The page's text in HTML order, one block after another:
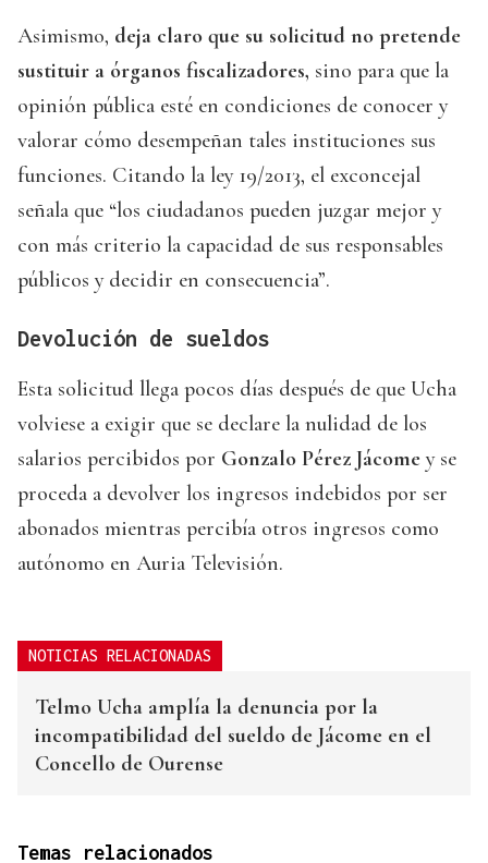
Asimismo, deja claro que su solicitud no pretende
sustituir a órganos fiscalizadores, sino para que la
opinión pública esté en condiciones de conocer y
valorar cómo desempeñan tales instituciones sus
funciones. Citando la ley 19/2013, el exconcejal
señala que “los ciudadanos pueden juzgar mejor y
con más criterio la capacidad de sus responsables
públicos y decidir en consecuencia”.
Devolución de sueldos
Esta solicitud llega pocos días después de que Ucha
volviese a exigir que se declare la nulidad de los
salarios percibidos por Gonzalo Pérez Jácome y se
proceda a devolver los ingresos indebidos por ser
abonados mientras percibía otros ingresos como
autónomo en Auria Televisión.
NOTICIAS RELACIONADAS
Telmo Ucha amplía la denuncia por la
incompatibilidad del sueldo de Jácome en el
Concello de Ourense
Temas relacionados